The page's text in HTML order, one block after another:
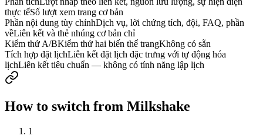
thực tếSố lượt xem trang cơ bản
Phần nội dung tùy chỉnhDịch vụ, lời chứng tích, đội, FAQ, phần
vềLiên kết và thẻ nhúng cơ bản chỉ
Kiểm thử A/BKiểm thử hai biến thể trangKhông có sẵn
Tích hợp đặt lịchLiên kết đặt lịch đặc trưng với tự động hóa
lịchLiên kết tiêu chuẩn — không có tính năng lập lịch
How to switch from Milkshake
1